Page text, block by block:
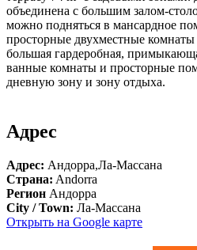
объединена с большим залом-
можно подняться в мансардное
просторные двухместные
большая гардеробная,
ванные комнаты и просторные
дневную зону и зону отдыха.
Адрес
Адрес: Андорра,Ла-Массана
Страна: Andorra
Регион Андорра
City / Town: Ла-Массана
Открыть на Google карте